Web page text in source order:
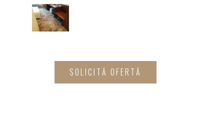
SOLICITĂ OFERTĂ